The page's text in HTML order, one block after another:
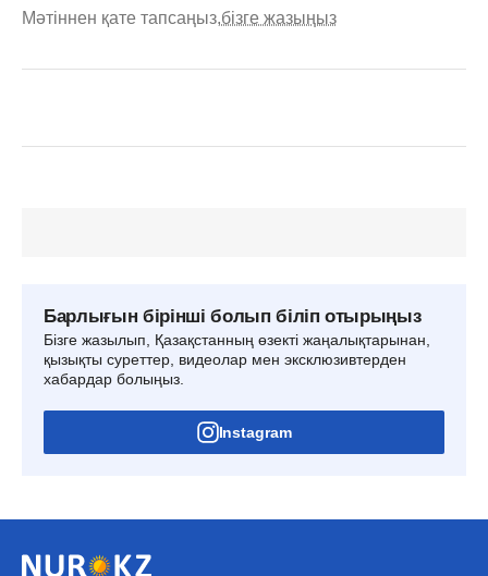
Мәтіннен қате тапсаңыз,бізге жазыңыз
Барлығын бірінші болып біліп отырыңыз
Бізге жазылып, Қазақстанның өзекті жаңалықтарынан,
қызықты суреттер, видеолар мен эксклюзивтерден
хабардар болыңыз.
Instagram